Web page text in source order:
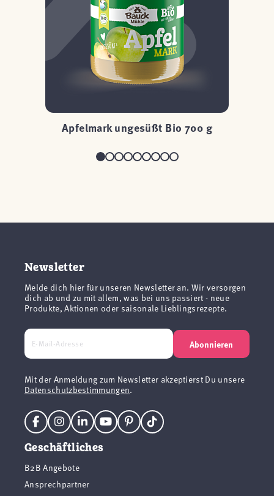
Apfelmark ungesüßt Bio 700 g
Newsletter
Melde dich hier für unseren Newsletter an. Wir versorgen
dich ab und zu mit allem, was bei uns passiert - neue
Produkte, Aktionen oder saisonale Lieblingsrezepte.
Abonnieren
Mit der Anmeldung zum Newsletter akzeptierst Du unsere
Datenschutzbestimmungen.
Geschäftliches
B2B Angebote
Ansprechpartner